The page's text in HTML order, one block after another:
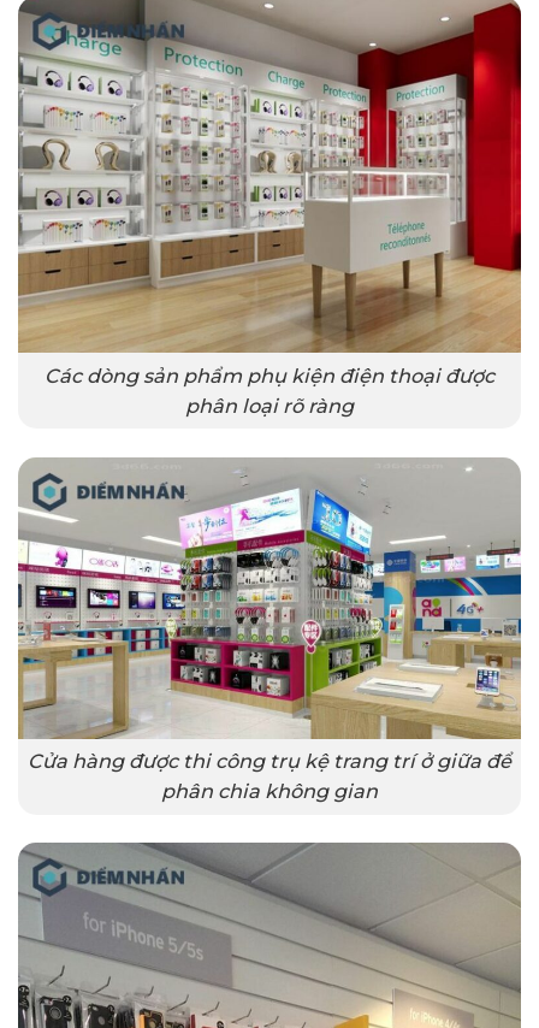
Các dòng sản phẩm phụ kiện điện thoại được
phân loại rõ ràng
Cửa hàng được thi công trụ kệ trang trí ở giữa để
phân chia không gian